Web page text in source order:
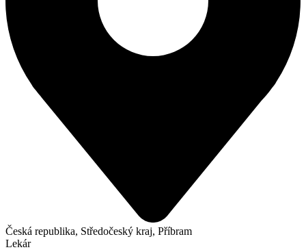
Česká republika, Středočeský kraj, Příbram
Lekár